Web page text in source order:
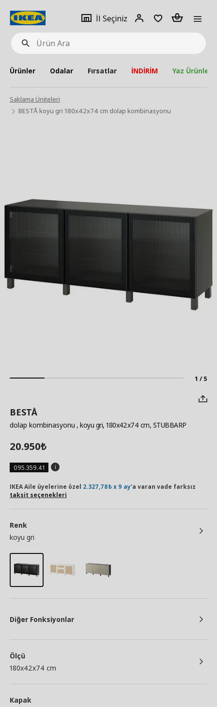
Ürün
Ara
İl Seçiniz
Giriş
Adet
Ürünler Odalar Fırsatlar İNDİRİM Yaz Ürünleri
Saklama Üniteleri
BESTÅ koyu gri 180x42x74 cm dolap kombinasyonu
1 / 5
BESTÅ
dolap kombinasyonu , koyu gri, 180x42x74 cm, STUBBARP
20.950₺
095.359.41
IKEA Aile üyelerine özel 2.327,78₺ x 9 ay'a varan vade farksız
taksit seçenekleri
Renk
koyu gri
Diğer Fonksiyonlar
Ölçü
180x42x74 cm
Kapak